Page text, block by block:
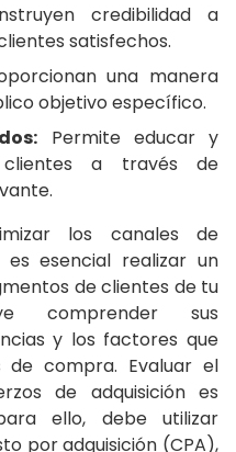
credibilidad a
satisfechos.
una manera
objetivo específico.
Permite educar y
a través de
los canales de
es esencial realizar un
de clientes de tu
comprender sus
y los factores que
de compra. Evaluar el
de adquisición es
ello, debe utilizar
por adquisición (CPA),